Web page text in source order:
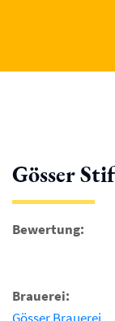
Gösser
Bewertung:
Brauerei: